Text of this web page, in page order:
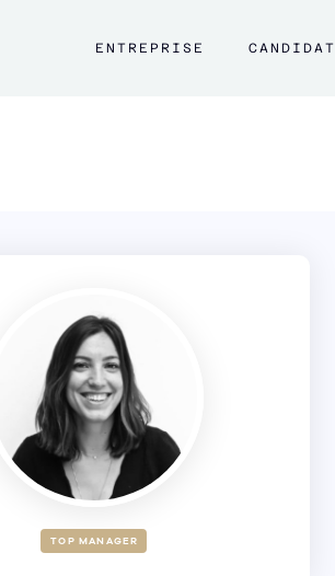
ENTREPRISE CANDIDAT
TOP MANAGER